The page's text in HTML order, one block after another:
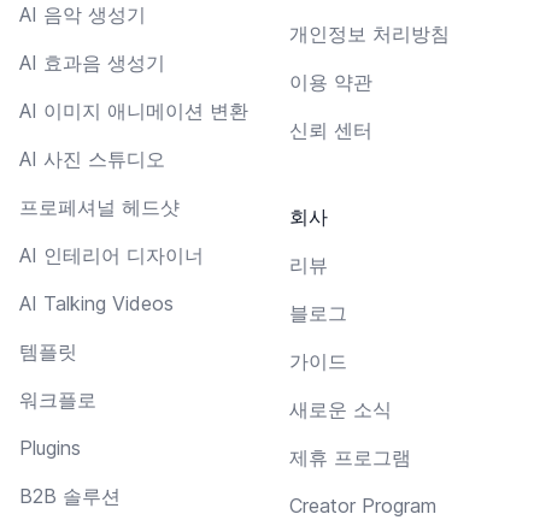
AI 음악 생성기
AI 효과음 생성기
AI 이미지 애니메이션 변환
AI 사진 스튜디오
프로페셔널 헤드샷
AI 인테리어 디자이너
AI Talking Videos
템플릿
워크플로
Plugins
B2B 솔루션
개인정보 처리방침
이용 약관
신뢰 센터
회사
리뷰
블로그
가이드
새로운 소식
제휴 프로그램
Creator Program